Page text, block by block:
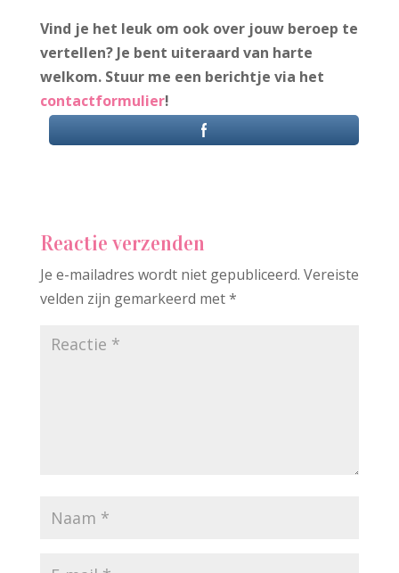
Vind je het leuk om ook over jouw beroep te
vertellen? Je bent uiteraard van harte
welkom. Stuur me een berichtje via het
contactformulier!
Reactie verzenden
Je e-mailadres wordt niet gepubliceerd. Vereiste
velden zijn gemarkeerd met*